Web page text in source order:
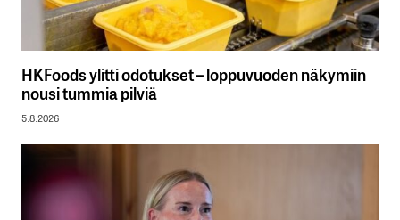
HKFoods ylitti odotukset – loppuvuoden näkymiin
nousi tummia pilviä
5.8.2026